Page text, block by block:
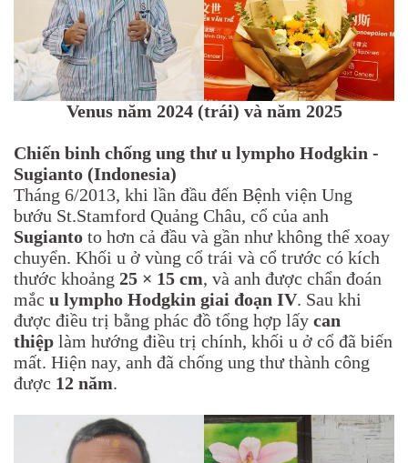
Venus năm 2024 (trái) và năm 2025
Chiến binh chống ung thư u lympho Hodgkin -
Sugianto (Indonesia)
Tháng 6/2013, khi lần đầu đến Bệnh viện Ung
bướu St.Stamford Quảng Châu, cổ của anh
Sugianto to hơn cả đầu và gần như không thể xoay
chuyển. Khối u ở vùng cổ trái và cổ trước có kích
thước khoảng 25 × 15 cm, và anh được chẩn đoán
mắc u lympho Hodgkin giai đoạn IV. Sau khi
được điều trị bằng phác đồ tổng hợp lấy can
thiệp làm hướng điều trị chính, khối u ở cổ đã biến
mất. Hiện nay, anh đã chống ung thư thành công
được 12 năm.